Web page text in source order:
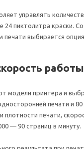
управлять
пиктолитра краски.
выбирается
модели принтера и
печати и
плотности печати,
— 90 страниц в минуту.